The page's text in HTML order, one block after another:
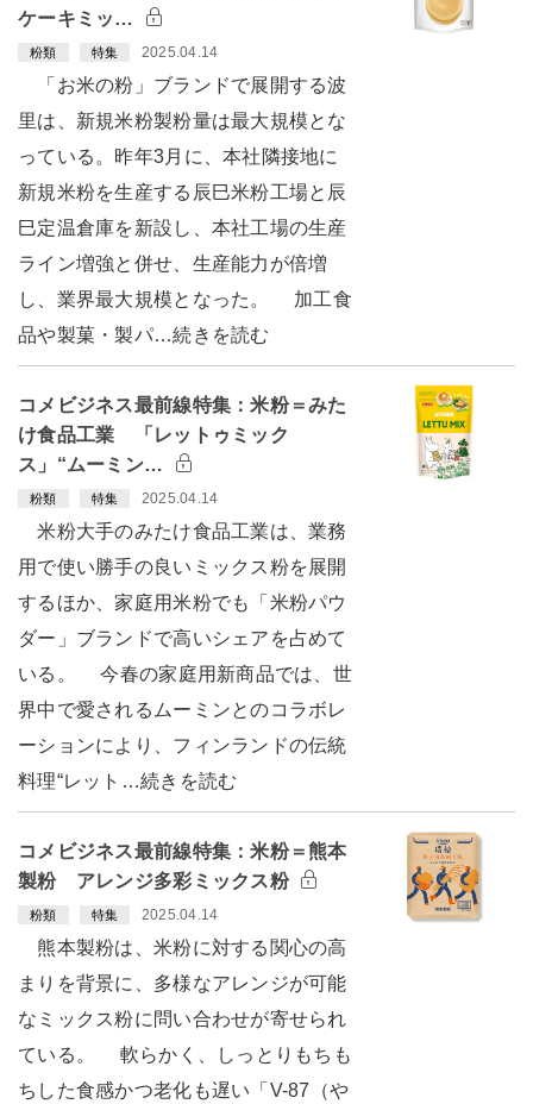
ケーキミッ…
粉類 特集 2025.04.14
「お米の粉」ブランドで展開する波
里は、新規米粉製粉量は最大規模とな
っている。昨年3月に、本社隣接地に
新規米粉を生産する辰巳米粉工場と辰
巳定温倉庫を新設し、本社工場の生産
ライン増強と併せ、生産能力が倍増
し、業界最大規模となった。 加工食
品や製菓・製パ…続きを読む
コメビジネス最前線特集：米粉＝みた
け食品工業 「レットゥミック
ス」“ムーミン…
粉類 特集 2025.04.14
米粉大手のみたけ食品工業は、業務
用で使い勝手の良いミックス粉を展開
するほか、家庭用米粉でも「米粉パウ
ダー」ブランドで高いシェアを占めて
いる。 今春の家庭用新商品では、世
界中で愛されるムーミンとのコラボレ
ーションにより、フィンランドの伝統
料理“レット…続きを読む
コメビジネス最前線特集：米粉＝熊本
製粉 アレンジ多彩ミックス粉
粉類 特集 2025.04.14
熊本製粉は、米粉に対する関心の高
まりを背景に、多様なアレンジが可能
なミックス粉に問い合わせが寄せられ
ている。 軟らかく、しっとりもちも
ちした食感かつ老化も遅い「V-87（や